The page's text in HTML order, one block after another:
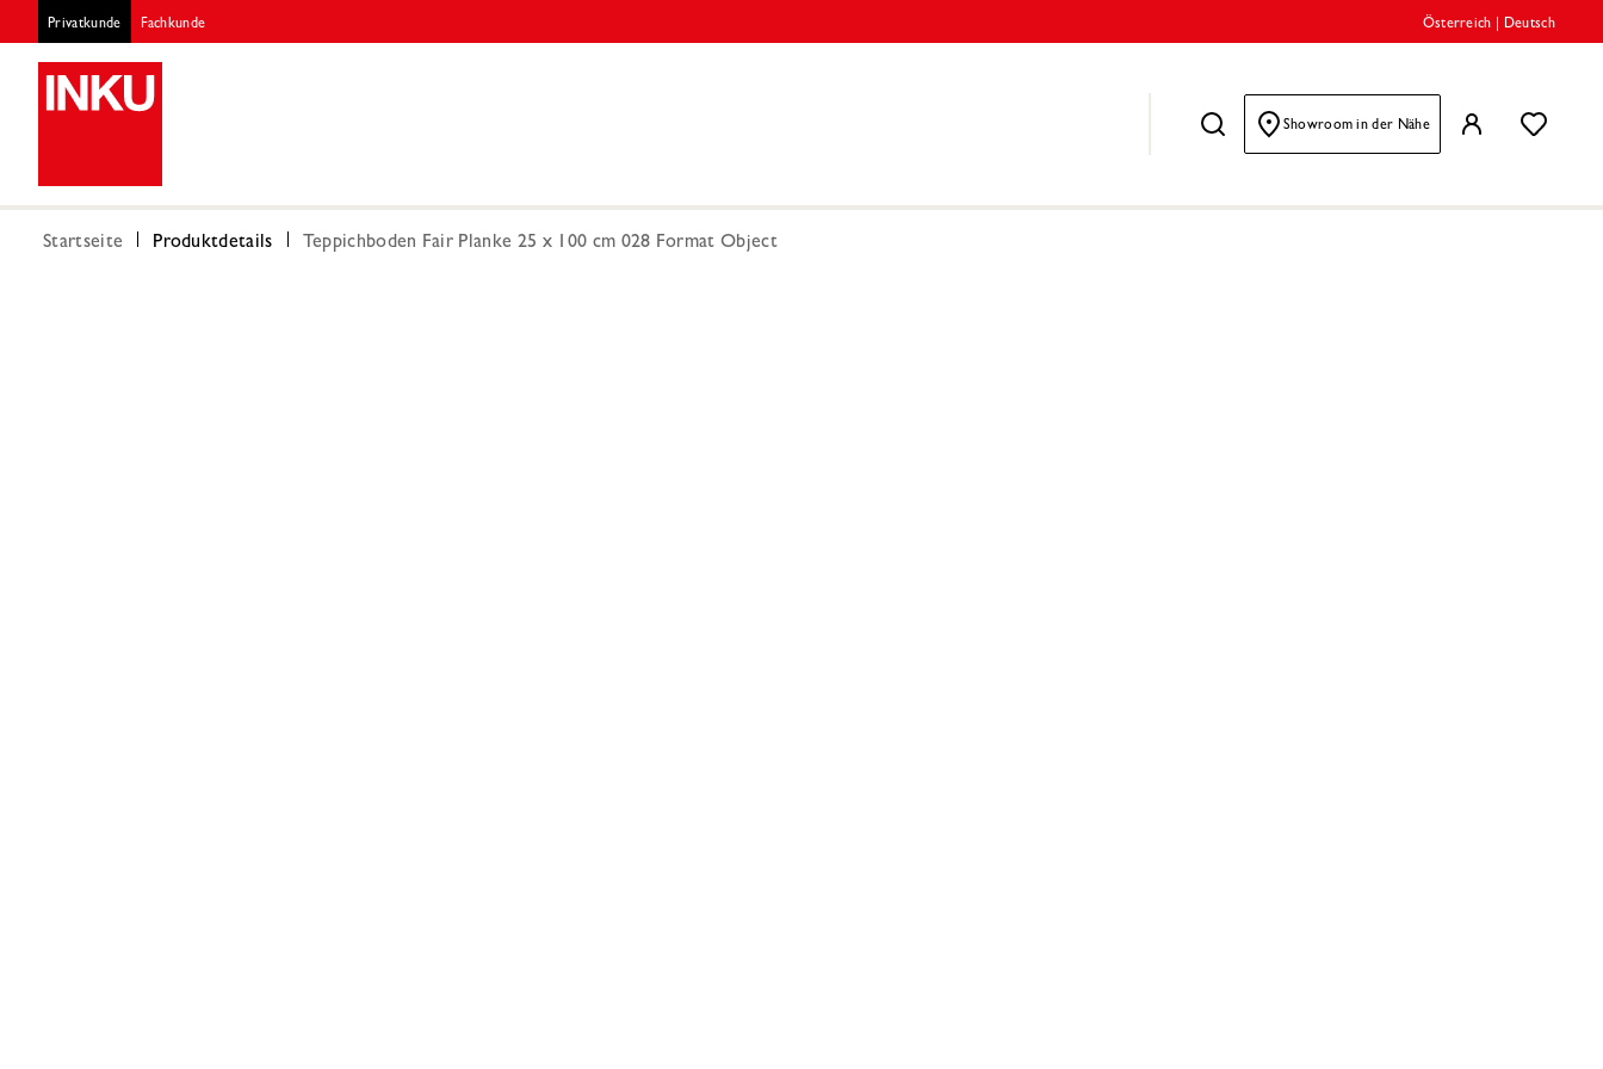
Privatkunde Fachkunde Österreich Deutsch
Showroom in der Nähe
Startseite Produktdetails Teppichboden Fair Planke 25 x 100 cm 028 Format Object